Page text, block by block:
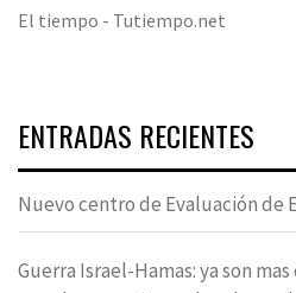
El tiempo - Tutiempo.net
ENTRADAS RECIENTES
Nuevo centro de Evaluación de
Guerra Israel-Hamas: ya son